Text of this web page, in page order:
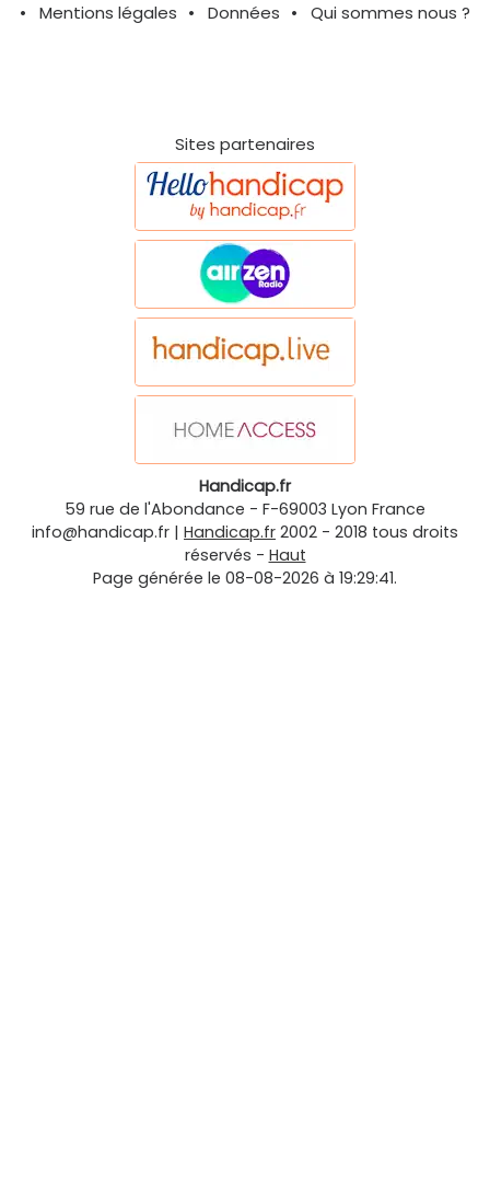
Mentions légales
Données Qui sommes nous ?
Sites partenaires
Handicap.fr
59 rue de l'Abondance - F-69003 Lyon France
info@handicap.fr | Handicap.fr 2002 - 2018 tous droits
réservés - Haut
Page générée le 08-08-2026 à 19:29:41.